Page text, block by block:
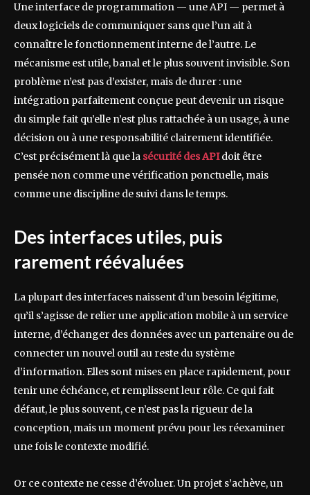
Une interface de programmation — une API — permet à
deux logiciels de communiquer sans que l’un ait à
connaître le fonctionnement interne de l’autre. Le
mécanisme est utile, banal et le plus souvent invisible. Son
problème n’est pas d’exister, mais de durer : une
intégration parfaitement conçue peut devenir un risque
du simple fait qu’elle n’est plus rattachée à un usage, à une
décision ou à une responsabilité clairement identifiée.
C’est précisément là que la sécurité des APIdoit être
pensée non comme une vérification ponctuelle, mais
comme une discipline de suivi dans le temps.
Des interfaces utiles, puis
rarement réévaluées
La plupart des interfaces naissent d’un besoin légitime,
qu’il s’agisse de relier une application mobile à un service
interne, d’échanger des données avec un partenaire ou de
connecter un nouvel outil au reste du système
d’information. Elles sont mises en place rapidement, pour
tenir une échéance, et remplissent leur rôle. Ce qui fait
défaut, le plus souvent, ce n’est pas la rigueur de la
conception, mais un moment prévu pour les réexaminer
une fois le contexte modifié.
Or ce contexte ne cesse d’évoluer. Un projet s’achève, un